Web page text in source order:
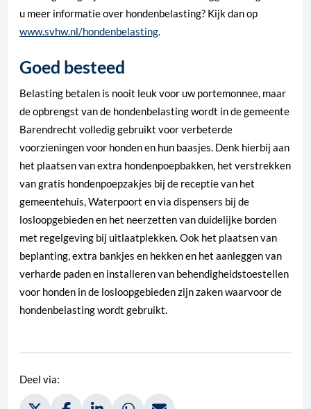
u meer informatie over hondenbelasting? Kijk dan op
www.svhw.nl/hondenbelasting.
Goed besteed
Belasting betalen is nooit leuk voor uw portemonnee, maar
de opbrengst van de hondenbelasting wordt in de gemeente
Barendrecht volledig gebruikt voor verbeterde
voorzieningen voor honden en hun baasjes. Denk hierbij aan
het plaatsen van extra hondenpoepbakken, het verstrekken
van gratis hondenpoepzakjes bij de receptie van het
gemeentehuis, Waterpoort en via dispensers bij de
losloopgebieden en het neerzetten van duidelijke borden
met regelgeving bij uitlaatplekken. Ook het plaatsen van
beplanting, extra bankjes en hekken en het aanleggen van
verharde paden en installeren van behendigheidstoestellen
voor honden in de losloopgebieden zijn zaken waarvoor de
hondenbelasting wordt gebruikt.
Deel via:
Deel via Twitter, opent in nieuw tabblad
Deel via Facebook, opent in nieuw tabblad
Deel via LinkedIn, opent in nieuw tabblad
Deel via WhatsApp, opent in nieuw
Deel via Mail, opent in nieuw